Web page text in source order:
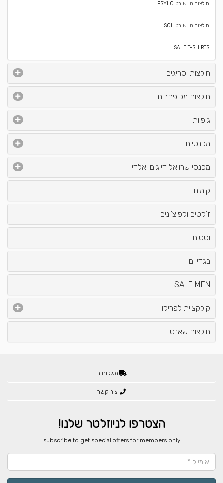
חולצות טי שירט PSYLO
חולצות טי שירט SOL
SALE T-SHIRTS
חולצות וסריגים
חולצות מכופתרות
גופיות
מכנסיים
מכנסי שרוואל דייגים ואלדין
קימונו
ז'קטים וקפוצ'ונים
וסטים
בגדי ים
SALE MEN
קולקציית לפריקון
חולצות שאנטי
משלוחים
צור קשר
הצטרפו לניוזלטר שלנו!
​subscribe to get special offers for members only